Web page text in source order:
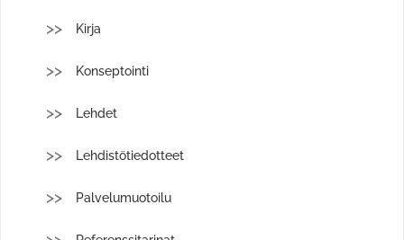
Kirja
Konseptointi
Lehdet
Lehdistötiedotteet
Palvelumuotoilu